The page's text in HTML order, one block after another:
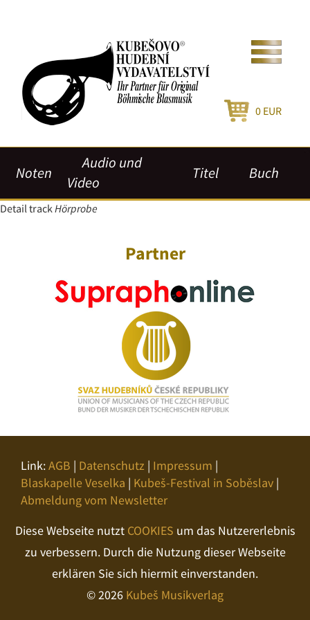
0 EUR
Noten
Audio und
Video
Titel Buch
Detail trackHörprobe
Partner
Link:AGB | Datenschutz | Impressum |
Blaskapelle Veselka | Kubeš-Festival in Soběslav |
Abmeldung vom Newsletter
Diese Webseite nutzt COOKIES um das Nutzererlebnis
zu verbessern. Durch die Nutzung dieser Webseite
erklären Sie sich hiermit einverstanden.
© 2026 Kubeš Musikverlag